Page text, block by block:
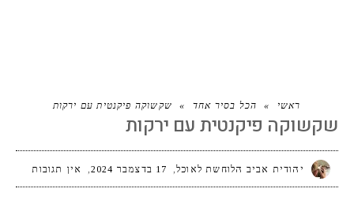
ראשי » הכל בסיר אחד » שקשוקה פיקנטית עם ירקות
שקשוקה פיקנטית עם ירקות
יהודית אביב הלוחשת לאוכל 17 בדצמבר 2024 אין תגובות